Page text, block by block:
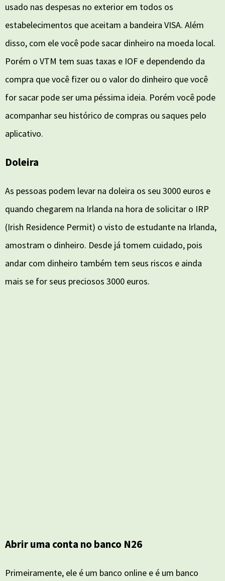
usado nas despesas no exterior em todos os
estabelecimentos que aceitam a bandeira VISA. Além
disso, com ele você pode sacar dinheiro na moeda local.
Porém o VTM tem suas taxas e IOF e dependendo da
compra que você fizer ou o valor do dinheiro que você
for sacar pode ser uma péssima ideia. Porém você pode
acompanhar seu histórico de compras ou saques pelo
aplicativo.
Doleira
As pessoas podem levar na doleira os seu 3000 euros e
quando chegarem na Irlanda na hora de solicitar o IRP
(Irish Residence Permit) o visto de estudante na Irlanda,
amostram o dinheiro. Desde já tomem cuidado, pois
andar com dinheiro também tem seus riscos e ainda
mais se for seus preciosos 3000 euros.
Abrir uma conta no banco N26
Primeiramente, ele é um banco online e é um banco